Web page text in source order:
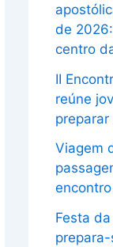
de
centro
II
reúne
Viagem
Festa